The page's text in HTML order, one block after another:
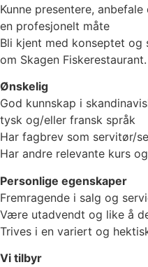
Kunne presentere,
en profesjonelt måte
Bli kjent med konseptet
om Skagen Fiskerestaurant.
Ønskelig
God kunnskap i
tysk og/eller fransk språk
Har fagbrev som servitør/
Har andre relevante kurs
Personlige egenskaper
Fremragende i salg og
Være utadvendt og like å
Trives i en variert og
Vi tilbyr